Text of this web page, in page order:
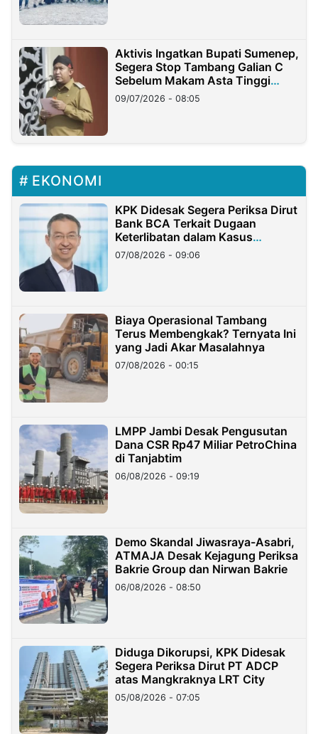
Aktivis Ingatkan Bupati Sumenep,
Segera Stop Tambang Galian C
Sebelum Makam Asta Tinggi
Longsor
09/07/2026 - 08:05
EKONOMI
KPK Didesak Segera Periksa Dirut
Bank BCA Terkait Dugaan
Keterlibatan dalam Kasus
Hilangnya Dana Nasabah Rp2,58
Miliar
07/08/2026 - 09:06
Biaya Operasional Tambang
Terus Membengkak? Ternyata Ini
yang Jadi Akar Masalahnya
07/08/2026 - 00:15
LMPP Jambi Desak Pengusutan
Dana CSR Rp47 Miliar PetroChina
di Tanjabtim
06/08/2026 - 09:19
Demo Skandal Jiwasraya-Asabri,
ATMAJA Desak Kejagung Periksa
Bakrie Group dan Nirwan Bakrie
06/08/2026 - 08:50
Diduga Dikorupsi, KPK Didesak
Segera Periksa Dirut PT ADCP
atas Mangkraknya LRT City
05/08/2026 - 07:05